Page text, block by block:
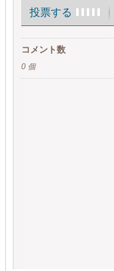
投票する
コメント数
0 個